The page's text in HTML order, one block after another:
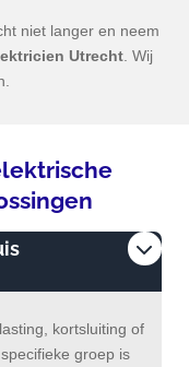
niet langer en neem
Utrecht . Wij
kortsluiting of
groep is